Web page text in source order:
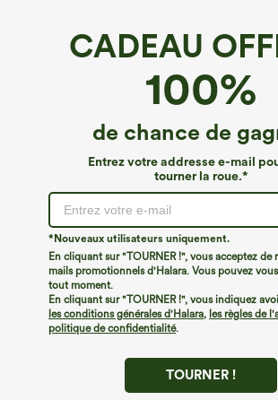
CADEAU
100%
de chance de
Entrez votre addresse e-mail
tourner la roue.*
*Nouveaux utilisateurs uniquement.
En cliquant sur "TOURNER !", vous acceptez de
mails promotionnels d'Halara. Vous pouvez
tout moment.
En cliquant sur "TOURNER !", vous indiquez
les conditions générales d'Halara, les règles de
politique de confidentialité.
TOURNER !
Nous ne semblons pas pouvoir
vous recherchez.
Acheter plus